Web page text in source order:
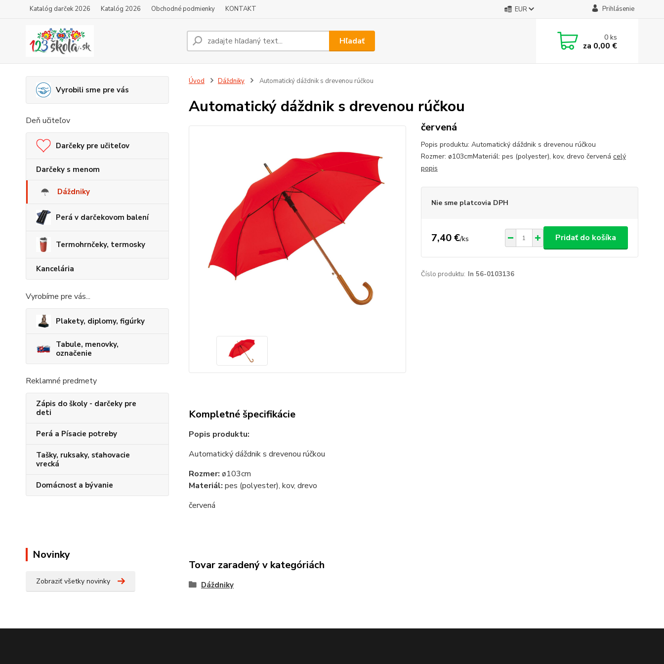
Katalóg darček 2026 Katalóg 2026 Obchodné podmienky KONTAKT EUR Prihlásenie
Hľadať 0ks
za 0,00 €
Vyrobili sme pre vás
Deň učiteľov
Darčeky pre učiteľov
Darčeky s menom
Dáždniky
Perá v darčekovom balení
Termohrnčeky, termosky
Kancelária
Vyrobíme pre vás...
Plakety, diplomy, figúrky
Tabule, menovky,
označenie
Reklamné predmety
Zápis do školy - darčeky pre
deti
Perá a Písacie potreby
Tašky, ruksaky, sťahovacie
vrecká
Domácnosť a bývanie
Novinky
Zobraziť všetky novinky
Úvod Dáždniky Automatický dáždnik s drevenou rúčkou
Automatický dáždnik s drevenou rúčkou
červená
Popis produktu: Automatický dáždnik s drevenou rúčkou
Rozmer: ø103cmMateriál: pes (polyester), kov, drevo červená celý
popis
Nie sme platcovia DPH
7,40 €/ks Pridať do košíka
Číslo produktu: In 56-0103136
Kompletné špecifikácie
Popis produktu:
Automatický dáždnik s drevenou rúčkou
Rozmer: ø103cm
Materiál: pes (polyester), kov, drevo
červená
Tovar zaradený v kategóriách
Dáždniky